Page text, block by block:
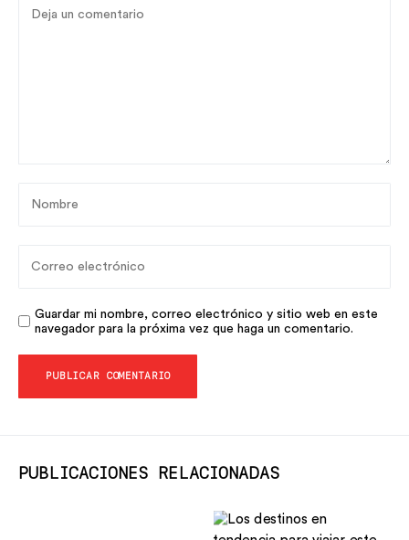
Guardar mi nombre, correo electrónico y sitio web en este
navegador para la próxima vez que haga un comentario.
PUBLICACIONES RELACIONADAS